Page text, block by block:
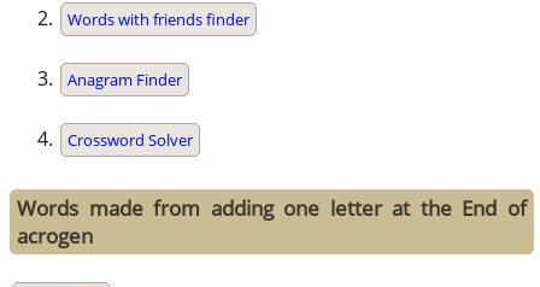
Words with friends finder
Anagram Finder
Crossword Solver
Words made from adding one letter at the End of
acrogen